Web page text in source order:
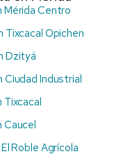
Mérida Centro
Tixcacal Opichen
Dzityá
Ciudad Industrial
Tixcacal
Caucel
Roble Agrícola